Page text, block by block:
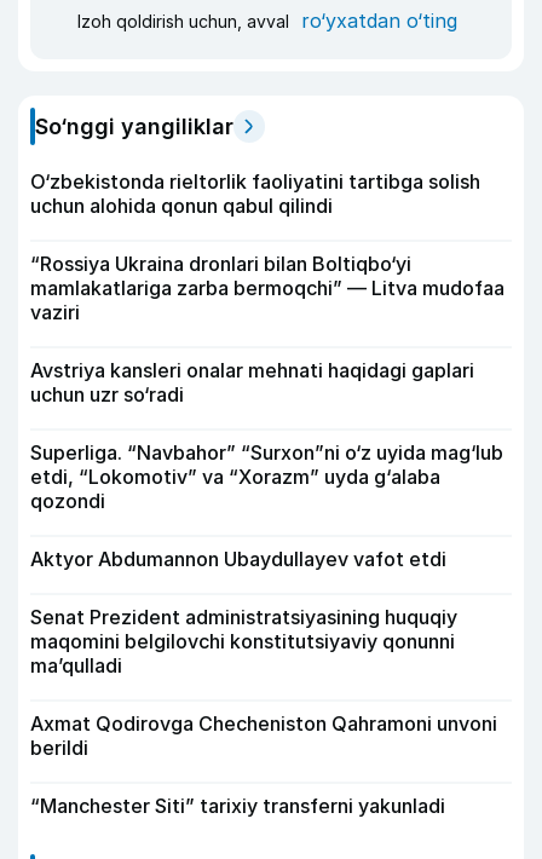
Izoh qoldirish uchun, avval ro‘yxatdan o‘ting
So‘nggi yangiliklar
O‘zbekistonda rieltorlik faoliyatini tartibga solish
uchun alohida qonun qabul qilindi
“Rossiya Ukraina dronlari bilan Boltiqbo‘yi
mamlakatlariga zarba bermoqchi” — Litva mudofaa
vaziri
Avstriya kansleri onalar mehnati haqidagi gaplari
uchun uzr so‘radi
Superliga. “Navbahor” “Surxon”ni o‘z uyida mag‘lub
etdi, “Lokomotiv” va “Xorazm” uyda g‘alaba
qozondi
Aktyor Abdu­mannon Ubaydullayev vafot etdi
Senat Prezident administratsiyasining huquqiy
maqomini belgilovchi konstitutsiyaviy qonunni
ma’qulladi
Axmat Qodirovga Checheniston Qahramoni unvoni
berildi
“Manchester Siti” tarixiy transferni yakunladi